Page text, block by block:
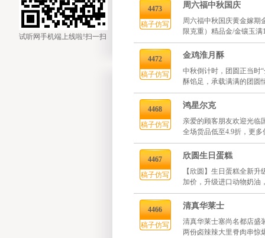
试听网手机端上线啦!扫一扫
4473
稿子仿写
周六福中秋国庆
周六福中秋国庆黄金嫁期
限克重）精品金/金镶玉满
4472
稿子仿写
金鸡淮月酥
中秋倒计时，团圆正当时
酥馅足，承载满满的团圆
4468
稿子仿写
鸿星尔克
亲爱的顾客朋友欢迎光临
全场货品低至4.9折，更
4467
稿子仿写
欣圆生日蛋糕
【欣圆】生日蛋糕全新
加价，升级进口动物奶油
4466
稿子仿写
清真华莱士
清真华莱士塞尚名都店盛
两份卤辣辣大里脊肉串惊